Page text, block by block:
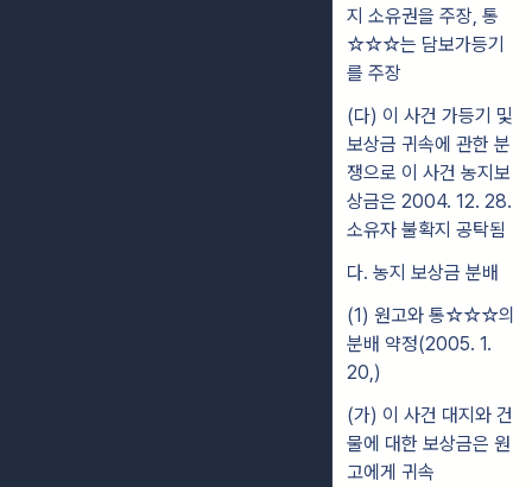
지 소유권을 주장, 통
☆☆☆는 담보가등기
를 주장
(다) 이 사건 가등기 및
보상금 귀속에 관한 분
쟁으로 이 사건 농지보
상금은 2004. 12. 28.
소유자 불확지 공탁됨
다. 농지 보상금 분배
(1) 원고와 통☆☆☆의
분배 약정(2005. 1.
20,)
(가) 이 사건 대지와 건
물에 대한 보상금은 원
고에게 귀속